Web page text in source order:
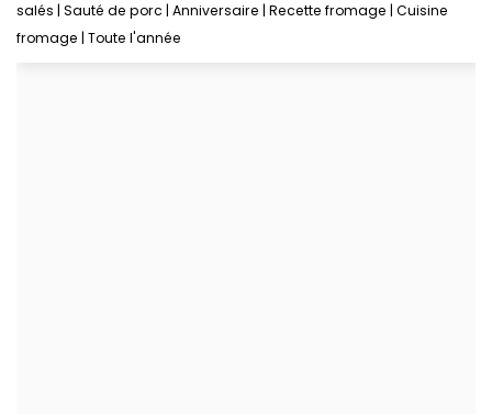
salés Sauté de porc Anniversaire Recette fromage Cuisine
fromage Toute l'année